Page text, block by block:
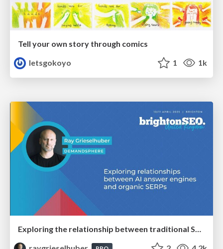
Tell your own story through comics
letsgokoyo
1 1k
Exploring the relationship between traditional SERPs and Gen AI search